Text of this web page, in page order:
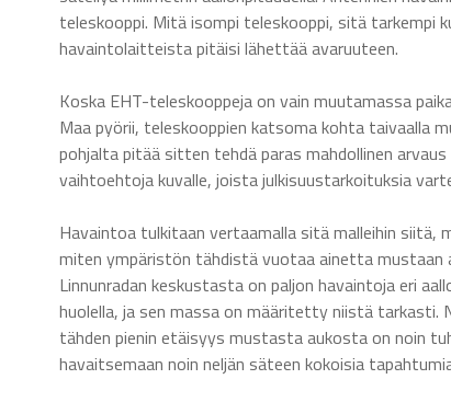
teleskooppi. Mitä isompi teleskooppi, sitä tarkempi
havaintolaitteista pitäisi lähettää avaruuteen.
Koska EHT-teleskooppeja on vain muutamassa
Maa pyörii, teleskooppien katsoma kohta taivaalla
pohjalta pitää sitten tehdä paras mahdollinen
vaihtoehtoja kuvalle, joista julkisuustarkoituksia
Havaintoa tulkitaan vertaamalla sitä malleihin siitä,
miten ympäristön tähdistä vuotaa ainetta mustaan
Linnunradan keskustasta on paljon havaintoja eri
huolella, ja sen massa on määritetty niistä tarkasti.
tähden pienin etäisyys mustasta aukosta on noin
havaitsemaan noin neljän säteen kokoisia